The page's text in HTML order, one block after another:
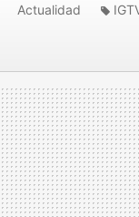
Actualidad